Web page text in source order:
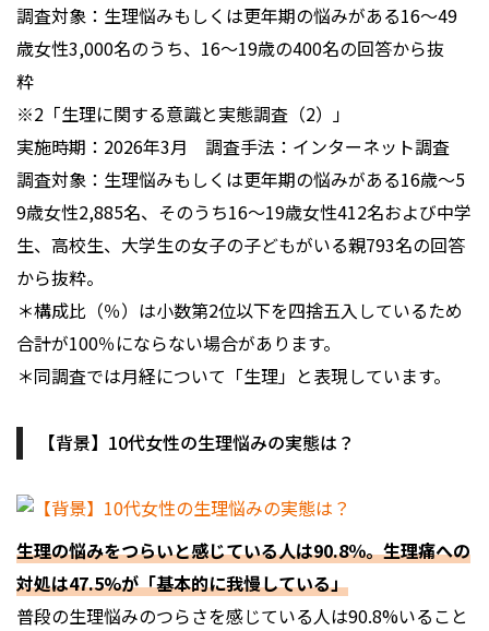
調査対象：生理悩みもしくは更年期の悩みがある16〜49
歳女性3,000名のうち、16〜19歳の400名の回答から抜
粋
※2「生理に関する意識と実態調査（2）」
実施時期：2026年3月 調査手法：インターネット調査
調査対象：生理悩みもしくは更年期の悩みがある16歳〜5
9歳女性2,885名、そのうち16〜19歳女性412名および中学
生、高校生、大学生の女子の子どもがいる親793名の回答
から抜粋。
＊構成比（％）は小数第2位以下を四捨五入しているため
合計が100％にならない場合があります。
＊同調査では月経について「生理」と表現しています。
【背景】10代女性の生理悩みの実態は？
生理の悩みをつらいと感じている人は90.8％。生理痛への
対処は47.5%が「基本的に我慢している」
普段の生理悩みのつらさを感じている人は90.8%いること